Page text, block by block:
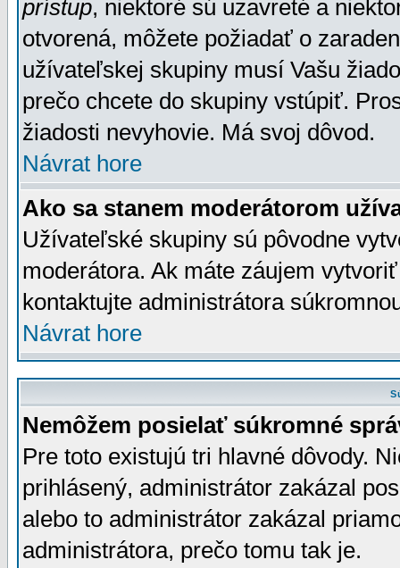
prístup, niektoré sú uzavreté a
otvorená, môžete požiadať o
užívateľskej skupiny musí Vašu
prečo chcete do skupiny vstúpiť.
žiadosti nevyhovie. Má svoj dôvod.
Návrat hore
Ako sa stanem moderátorom
Užívateľské skupiny sú pôvodne
moderátora. Ak máte záujem
kontaktujte administrátora
Návrat hore
Nemôžem posielať súkromné
Pre toto existujú tri hlavné dôvody.
prihlásený, administrátor zakázal
alebo to administrátor zakázal
administrátora, prečo tomu tak je.